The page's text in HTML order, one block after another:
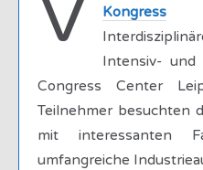
V
Kongress
Intensiv- und
Congress Center
Teilnehmer besuchten
mit interessanten
umfangreiche